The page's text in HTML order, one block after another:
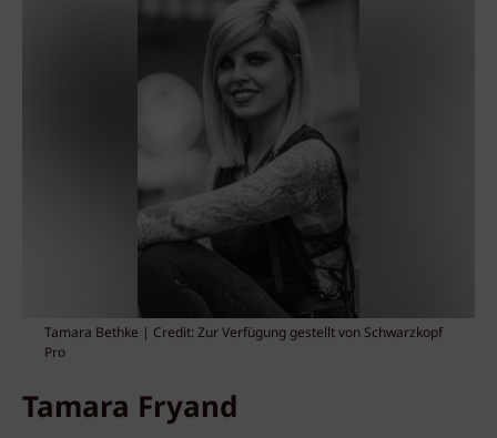
Tamara Bethke | Credit: Zur Verfügung gestellt von Schwarzkopf
Pro
Tamara Fryand